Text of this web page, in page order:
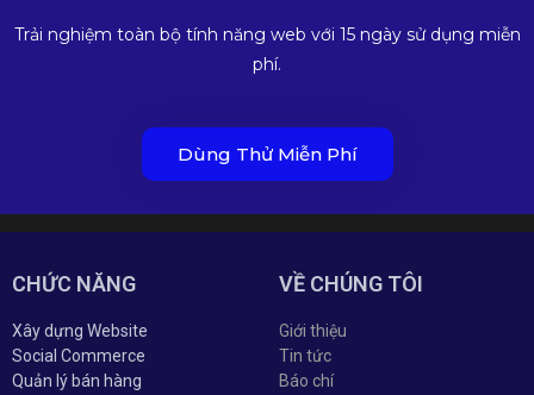
Trải nghiệm toàn bộ tính năng web với 15 ngày sử dụng miễn
phí.
Dùng Thử Miễn Phí
CHỨC NĂNG
Xây dựng Website
Social Commerce
Quản lý bán hàng
VỀ CHÚNG TÔI
Giới thiệu
Tin tức
Báo chí